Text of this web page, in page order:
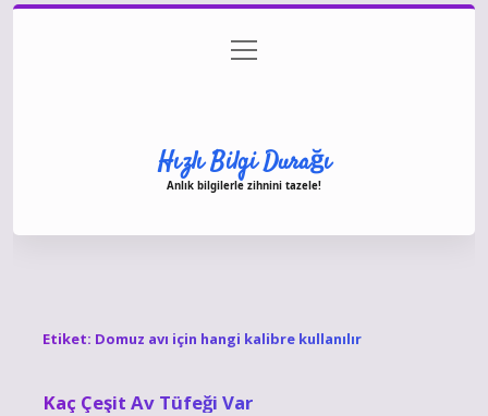
Gizlilik Politikası
menüyü
aç
Hızlı Bilgi Durağı
Anlık bilgilerle zihnini tazele!
Etiket: Domuz avı için hangi kalibre kullanılır
Kaç Çeşit Av Tüfeği Var